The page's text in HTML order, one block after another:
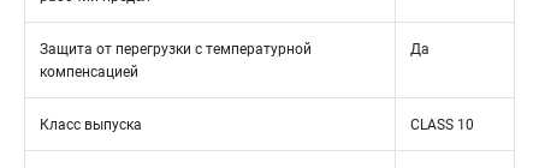
Защита от перегрузки с температурной
компенсацией
Да
Класс выпуска CLASS 10